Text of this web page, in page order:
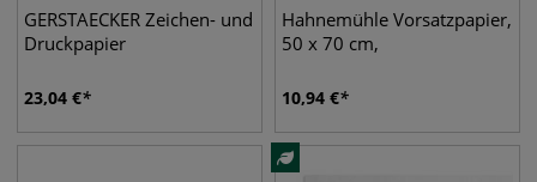
GERSTAECKER Zeichen- und
Druckpapier
23,04 €
Hahnemühle Vorsatzpapier,
50 x 70 cm,
10,94 €